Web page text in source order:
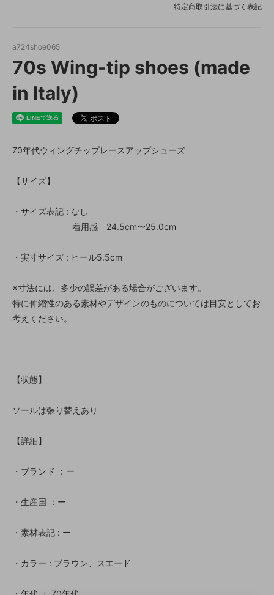
特定商取引法に基づく表記
a724shoe065
70s Wing-tip shoes (made
in Italy)
70年代ウィングチップレースアップシューズ
【サイズ】
・サイズ表記 : なし
着用感 24.5cm〜25.0cm
・実寸サイズ : ヒール5.5cm
※寸法には、多少の誤差がある場合がございます。
特に伸縮性のある素材やデザインのものについては目安としてお
考えください。
【状態】
ソールは張り替えあり
【詳細】
・ブランド ：ー
・生産国 ：ー
・素材表記 : ー
・カラー : ブラウン、スエード